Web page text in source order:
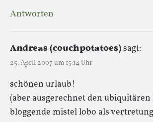
Antworten
Andreas (couchpotatoes)sagt:
25. April 2007 um 15:14 Uhr
schönen urlaub!
(aber ausgerechnet den ubiquitären
bloggende mistel lobo als